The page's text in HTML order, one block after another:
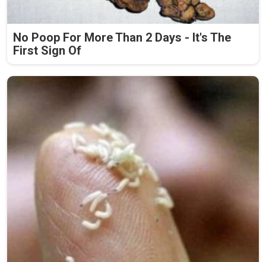
No Poop For More Than 2 Days - It's The
First Sign Of